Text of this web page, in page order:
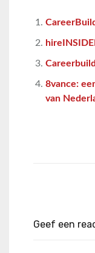
8vance:
van
Geef een